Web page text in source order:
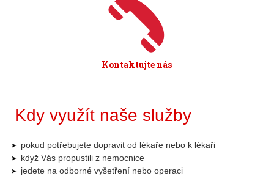
Kontaktujte nás
Kdy využít naše služby
pokud potřebujete dopravit od lékaře nebo k lékaři
když Vás propustili z nemocnice
jedete na odborné vyšetření nebo operaci